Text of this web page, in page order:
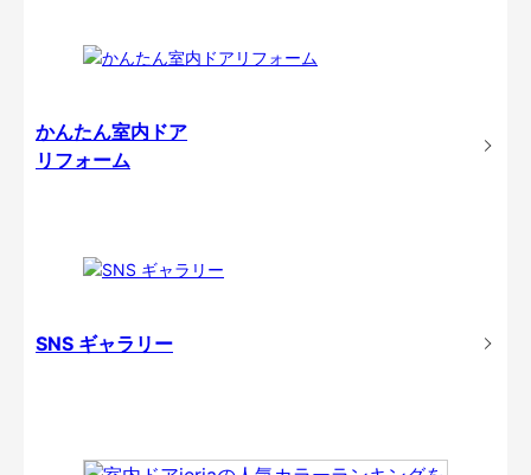
かんたん室内ドア
リフォーム
SNS ギャラリー